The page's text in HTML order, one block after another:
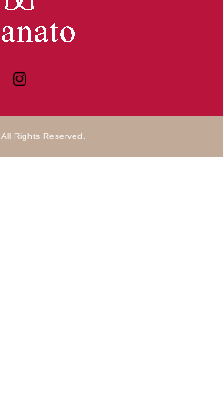
. All Rights Reserved.